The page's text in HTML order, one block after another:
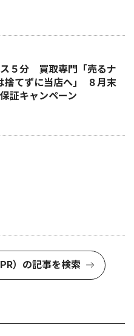
５分 買取専門「売るナ
捨てずに当店へ｣ ８月末
証キャンペーン
）の記事を検索